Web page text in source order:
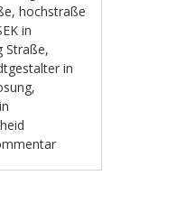
,hochstraße
in
Straße,
in
,